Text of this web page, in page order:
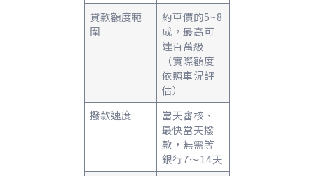
貸款額度範
圍
約車價的5~8
成，最高可
達百萬級
（實際額度
依照車況評
估）
撥款速度
當天審核、
最快當天撥
款，無需等
銀行7～14天